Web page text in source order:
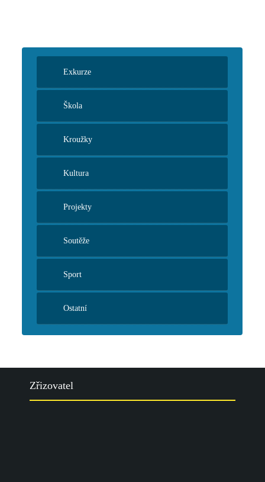
Exkurze
Škola
Kroužky
Kultura
Projekty
Soutěže
Sport
Ostatní
Zřizovatel